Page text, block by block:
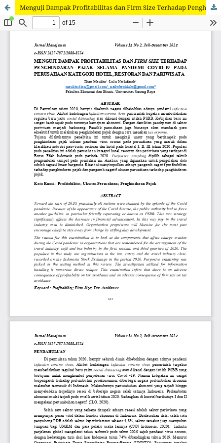
Menguji Dampak Profitabilitas dan Firm Size Terhadap Penghindaran Pajak Selama Pandemi Covid-19 Pada Perusahaan Kategori Hotel, Restoran dan Pariwisata